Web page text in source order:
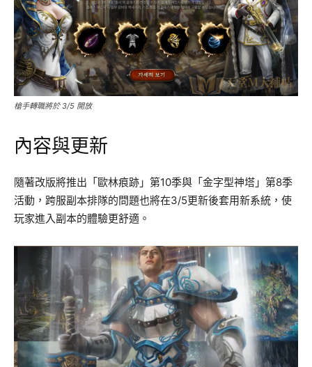
槍手轉職將於 3/5 開放
內容與更新
隨著改版將推出「歐林痕跡」第10季與「金字型神塔」第8季
活動，跨服副本排隊的問題也將在3/5更新後套用新系統，使
玩家進入副本的體驗更舒適。